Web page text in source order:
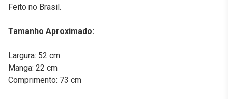
Feito no Brasil.
Tamanho Aproximado:
Largura: 52 cm
Manga: 22 cm
Comprimento: 73 cm